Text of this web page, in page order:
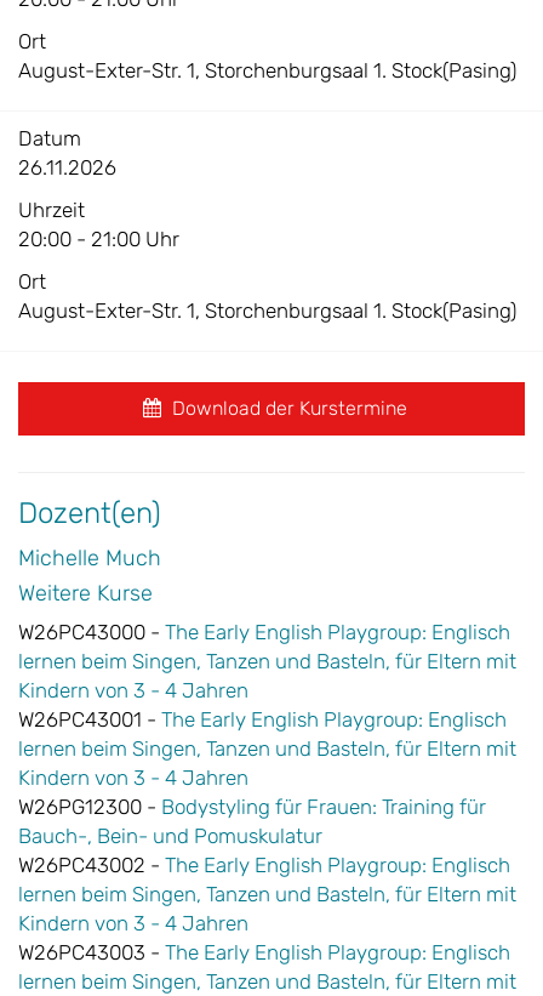
Ort
August-Exter-Str. 1, Storchenburgsaal 1. Stock(Pasing)
Datum
26.11.2026
Uhrzeit
20:00 - 21:00 Uhr
Ort
August-Exter-Str. 1, Storchenburgsaal 1. Stock(Pasing)
Download der Kurstermine
Dozent(en)
Michelle Much
Weitere Kurse
W26PC43000 - The Early English Playgroup: Englisch
lernen beim Singen, Tanzen und Basteln, für Eltern mit
Kindern von 3 - 4 Jahren
W26PC43001 - The Early English Playgroup: Englisch
lernen beim Singen, Tanzen und Basteln, für Eltern mit
Kindern von 3 - 4 Jahren
W26PG12300 - Bodystyling für Frauen: Training für
Bauch-, Bein- und Pomuskulatur
W26PC43002 - The Early English Playgroup: Englisch
lernen beim Singen, Tanzen und Basteln, für Eltern mit
Kindern von 3 - 4 Jahren
W26PC43003 - The Early English Playgroup: Englisch
lernen beim Singen, Tanzen und Basteln, für Eltern mit